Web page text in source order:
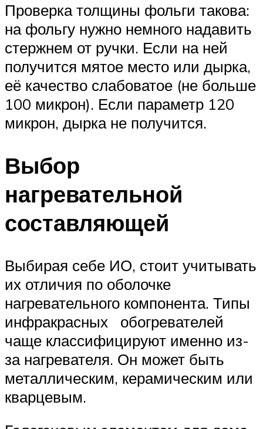
Проверка толщины фольги такова:
на фольгу нужно немного надавить
стержнем от ручки. Если на ней
получится мятое место или дырка,
её качество слабоватое (не больше
100 микрон). Если параметр 120
микрон, дырка не получится.
Выбор
нагревательной
составляющей
Выбирая себе ИО, стоит учитывать
их отличия по оболочке
нагревательного компонента. Типы
инфракрасных обогревателей
чаще классифицируют именно из-
за нагревателя. Он может быть
металлическим, керамическим или
кварцевым.